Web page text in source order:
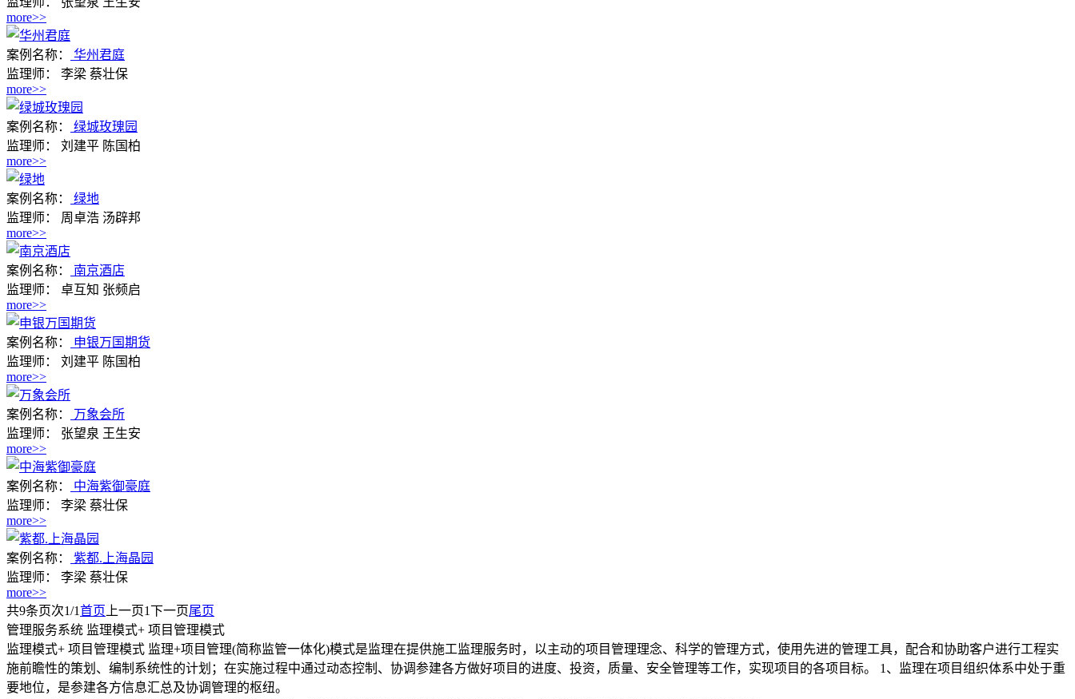
more>>
案例名称：
华州君庭
监理师：
李梁 蔡壮保
more>>
案例名称：
绿城玫瑰园
监理师：
刘建平 陈国柏
more>>
案例名称：
绿地
监理师：
周卓浩 汤辟邦
more>>
案例名称：
南京酒店
监理师：
卓互知 张频启
more>>
案例名称：
申银万国期货
监理师：
刘建平 陈国柏
more>>
案例名称：
万象会所
监理师：
张望泉 王生安
more>>
案例名称：
中海紫御豪庭
监理师：
李梁 蔡壮保
more>>
案例名称：
紫都.上海晶园
监理师：
李梁 蔡壮保
more>>
共9条页次1/1首页 上一页1下一页尾页
管理服务系统 监理模式+ 项目管理模式
监理模式+ 项目管理模式 监理+项目管理(简称监管一体化)模式是监理在提供施工监理服务时，以主动的项目管理理念、科学的管理方式，使用先进的管理工具，配合和协助客户进行工程实
施前瞻性的策划、编制系统性的计划；在实施过程中通过动态控制、协调参建各方做好项目的进度、投资，质量、安全管理等工作，实现项目的各项目标。
1、监理在项目组织体系中处于重
要地位，是参建各方信息汇总及协调管理的枢纽。